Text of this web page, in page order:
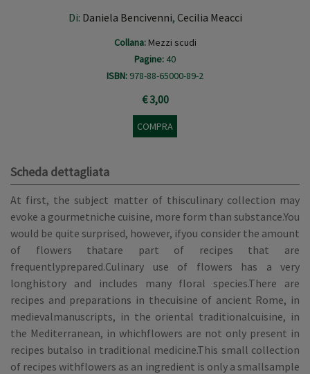
Di: Daniela Bencivenni, Cecilia Meacci
Collana: Mezzi scudi
Pagine: 40
ISBN: 978-88-65000-89-2
€ 3,00
COMPRA
Scheda dettagliata
At first, the subject matter of thisculinary collection may
evoke a gourmetniche cuisine, more form than substance.You
would be quite surprised, however, ifyou consider the amount
of flowers thatare part of recipes that are
frequentlyprepared.Culinary use of flowers has a very
longhistory and includes many floral species.There are
recipes and preparations in thecuisine of ancient Rome, in
medievalmanuscripts, in the oriental traditionalcuisine, in
the Mediterranean, in whichflowers are not only present in
recipes butalso in traditional medicine.This small collection
of recipes withflowers as an ingredient is only a smallsample